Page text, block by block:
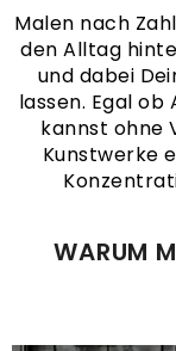
Malen nach
den Alltag
und dabei
lassen. Egal
kannst ohne
Kunstwerke
WARUM